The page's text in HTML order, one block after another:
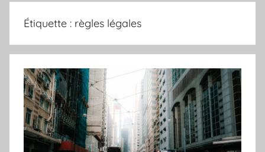
Étiquette : règles légales